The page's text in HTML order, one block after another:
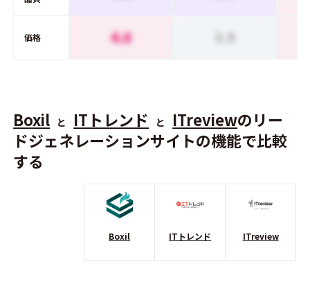
価格 4.0 3.9
Boxil と ITトレンド と ITreviewのリー
ドジェネレーションサイトの機能で比較
する
Boxil ITトレンド ITreview